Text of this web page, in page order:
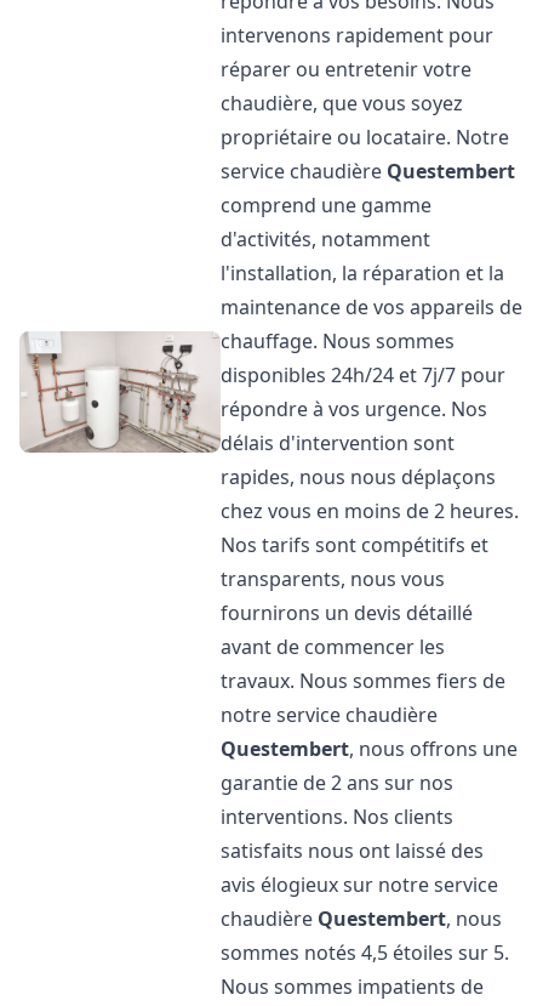
intervenons rapidement pour
réparer ou entretenir votre
chaudière, que vous soyez
propriétaire ou locataire. Notre
service chaudière Questembert
comprend une gamme
d'activités, notamment
l'installation, la réparation et la
maintenance de vos appareils de
chauffage. Nous sommes
disponibles 24h/24 et 7j/7 pour
répondre à vos urgence. Nos
délais d'intervention sont
rapides, nous nous déplaçons
chez vous en moins de 2 heures.
Nos tarifs sont compétitifs et
transparents, nous vous
fournirons un devis détaillé
avant de commencer les
travaux. Nous sommes fiers de
notre service chaudière
Questembert, nous offrons une
garantie de 2 ans sur nos
interventions. Nos clients
satisfaits nous ont laissé des
avis élogieux sur notre service
chaudière Questembert, nous
sommes notés 4,5 étoiles sur 5.
Nous sommes impatients de